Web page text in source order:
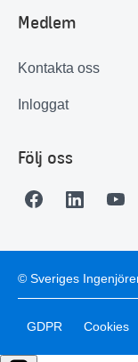
Medlem
Kontakta oss
Inloggat
Följ oss
© Sveriges
GDPR Cookies